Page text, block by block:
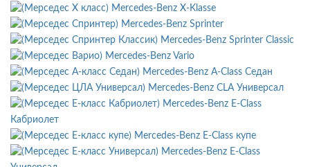
Mercedes-Benz X-Klasse
Mercedes-Benz Sprinter
Mercedes-Benz Sprinter Classic
Mercedes-Benz Vario
Mercedes-Benz A-Class Седан
Mercedes-Benz CLA Универсал
Mercedes-Benz E-Class
Кабриолет
Mercedes-Benz E-Class купе
Mercedes-Benz E-Class